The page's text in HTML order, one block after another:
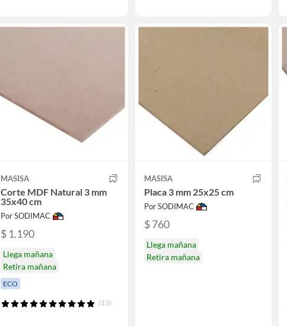
MASISA
Corte MDF Natural 3 mm
35x40 cm
Por SODIMAC
$ 1.190
Llega mañana
Retira mañana
ECO
(15)
MASISA
Placa 3 mm 25x25 cm
Por SODIMAC
$ 760
Llega mañana
Retira mañana